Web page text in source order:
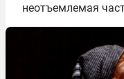
неотъемлемая